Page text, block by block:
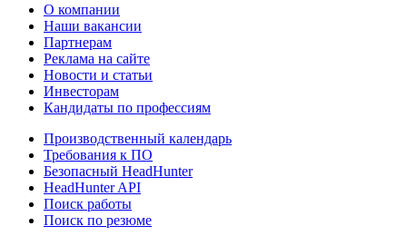
О компании
Наши вакансии
Партнерам
Реклама на сайте
Новости и статьи
Инвесторам
Кандидаты по профессиям
Производственный календарь
Требования к ПО
Безопасный HeadHunter
HeadHunter API
Поиск работы
Поиск по резюме